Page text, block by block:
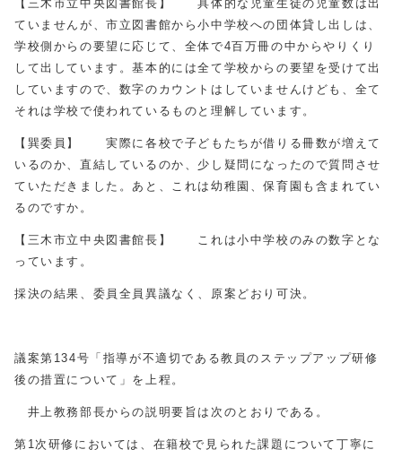
【三木市立中央図書館長】 具体的な児童生徒の児童数は出
ていませんが、市立図書館から小中学校への団体貸し出しは、
学校側からの要望に応じて、全体で4百万冊の中からやりくり
して出しています。基本的には全て学校からの要望を受けて出
していますので、数字のカウントはしていませんけども、全て
それは学校で使われているものと理解しています。
【巽委員】 実際に各校で子どもたちが借りる冊数が増えて
いるのか、直結しているのか、少し疑問になったので質問させ
ていただきました。あと、これは幼稚園、保育園も含まれてい
るのですか。
【三木市立中央図書館長】 これは小中学校のみの数字とな
っています。
採決の結果、委員全員異議なく、原案どおり可決。
議案第134号「指導が不適切である教員のステップアップ研修
後の措置について」を上程。
井上教務部長からの説明要旨は次のとおりである。
第1次研修においては、在籍校で見られた課題について丁寧に